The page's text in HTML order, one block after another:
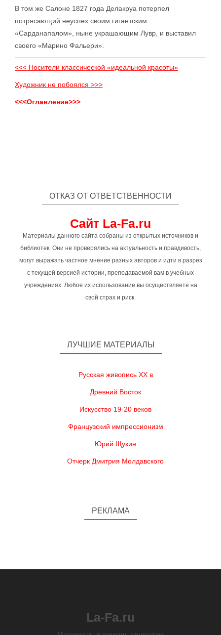
В том же Салоне 1827 года Делакруа потерпел
потрясающий неуспех своим гигантским
«Сарданапалом», ныне украшающим Лувр, и выставил
своего «Марино Фальери».
<<< Носители классической «идеальной красоты»
Художник не побоялся >>>
<<<Оглавление>>>
ОТКАЗ ОТ ОТВЕТСТВЕННОСТИ
Сайт La-Fa.ru
Материалы данного сайта собраны из открытых источников и
библиотек. Они не проверялись на актуальность и правдивость,
могут выражать частное мнение разных авторов и идти в разрез
с текущей версией истории, преподаваемой вам в учебных
учреждениях. Любое их использование вы осуществляете на
свой страх и риск.
ЛУЧШИЕ МАТЕРИАЛЫ
Русская живопись XX в
Древний Восток
Искусство 19-20 веков
Французский импрессионизм
Юрий Щукин
Отчерк Дмитрия Молдавского
РЕКЛАМА
La-Fa.ru